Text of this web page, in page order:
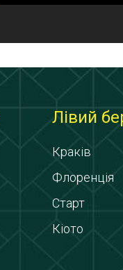
Лівий
Краків
Флоренція
Старт
Кіото